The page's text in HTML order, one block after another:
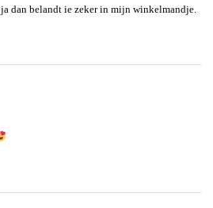
dan belandt ie zeker in mijn winkelmandje.